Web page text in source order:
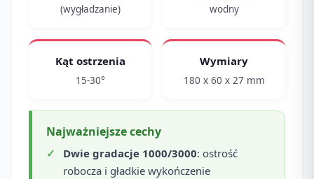
(wygładzanie)
wodny
Kąt ostrzenia
15-30°
Wymiary
180 x 60 x 27 mm
Najważniejsze cechy
Dwie gradacje 1000/3000: ostrość
robocza i gładkie wykończenie